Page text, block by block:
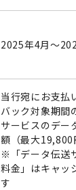
2025年4月～
当行宛にお支払
バック対象期間
サービスのデー
額（最大19,800
※「データ伝送
料金」はキャッ
す